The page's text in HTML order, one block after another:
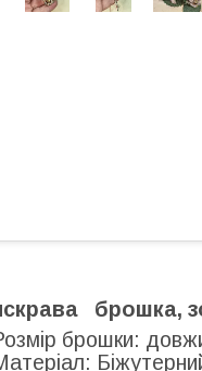
брошка,
брошки: